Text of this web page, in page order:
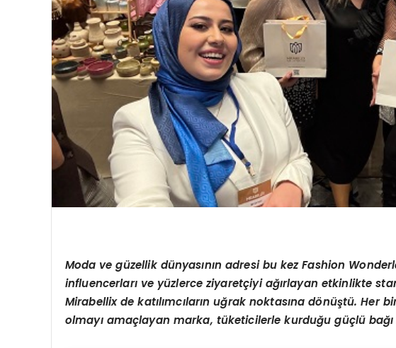
Moda ve güzellik dünyasının adresi bu kez Fashion
influencerları ve yüzlerce ziyaretçiyi ağırlayan etkinlikte
Mirabellix de katılımcıların uğrak noktasına dönüştü. Her
olmayı amaçlayan marka, tüketicilerle kurduğu güçlü